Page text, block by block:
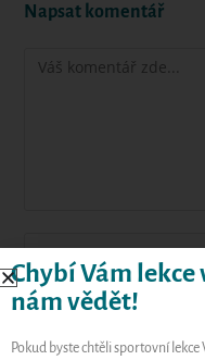
Napsat komentář
Chybí Vám
nám vědět!
Pokud byste chtěli sportovní